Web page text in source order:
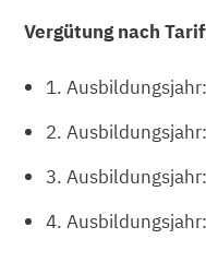
Vergütung nach
1.
2.
3.
4.